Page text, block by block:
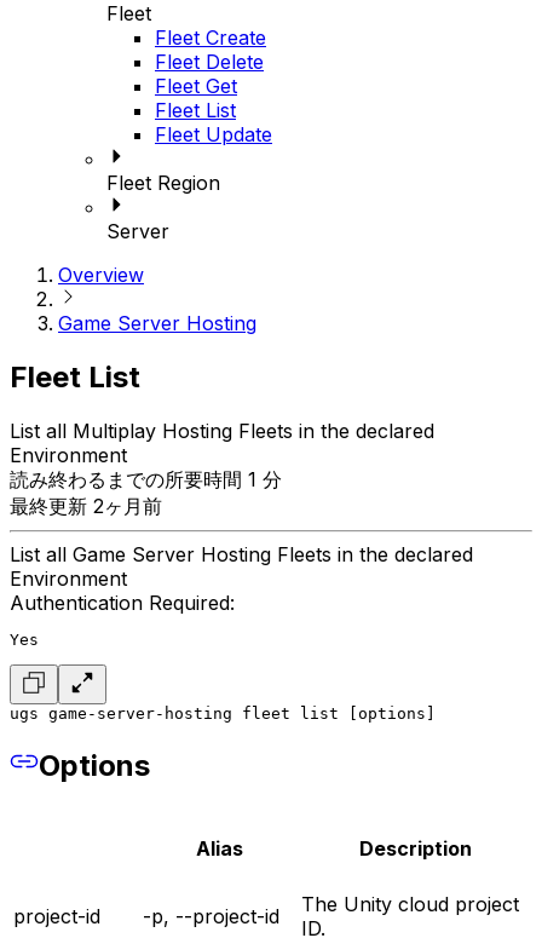
Fleet
Fleet Create
Fleet Delete
Fleet Get
Fleet List
Fleet Update
Fleet Region
Server
Overview
Game Server Hosting
Fleet List
List all Multiplay Hosting Fleets in the declared
Environment
読み終わるまでの所要時間 1 分
最終更新 2ヶ月前
List all Game Server Hosting Fleets in the declared
Environment
Authentication Required:
Yes
ugs game-server-hosting fleet list [options]
Options
Alias Description
project-id -p, --project-id
The Unity cloud project
ID.